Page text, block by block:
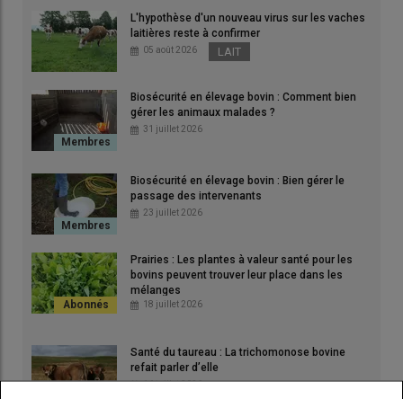
L'hypothèse d'un nouveau virus sur les vaches
laitières reste à confirmer
05 août 2026 LAIT
Biosécurité en élevage bovin : Comment bien
gérer les animaux malades ?
31 juillet 2026
Biosécurité en élevage bovin : Bien gérer le
passage des intervenants
23 juillet 2026
Prairies : Les plantes à valeur santé pour les
bovins peuvent trouver leur place dans les
mélanges
18 juillet 2026
Santé du taureau : La trichomonose bovine
refait parler d’elle
16 juillet 2026